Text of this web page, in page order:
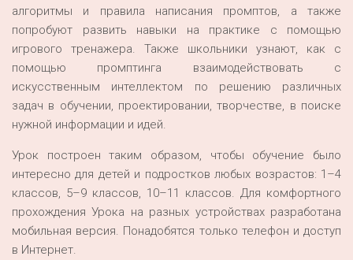
алгоритмы и правила написания промптов, а также
попробуют развить навыки на практике с помощью
игрового тренажера. Также школьники узнают, как с
помощью промптинга взаимодействовать с
искусственным интеллектом по решению различных
задач в обучении, проектировании, творчестве, в поиске
нужной информации и идей.
Урок построен таким образом, чтобы обучение было
интересно для детей и подростков любых возрастов: 1–4
классов, 5–9 классов, 10–11 классов. Для комфортного
прохождения Урока на разных устройствах разработана
мобильная версия. Понадобятся только телефон и доступ
в Интернет.